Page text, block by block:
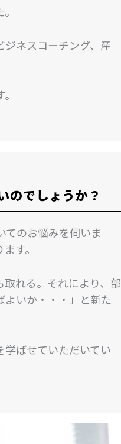
ジネスコーチング、産
のでしょうか？
のお悩みを伺いま
す。
取れる。それにより、部
よいか・・・」と新た
ばせていただいてい